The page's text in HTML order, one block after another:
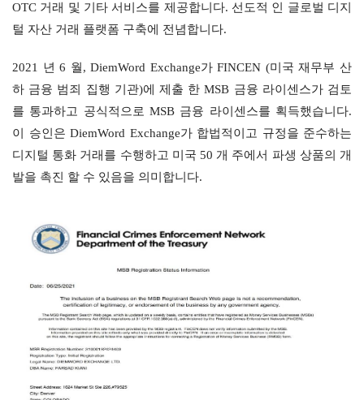
OTC 거래 및 기타 서비스를 제공합니다. 선도적 인 글로벌 디지
털 자산 거래 플랫폼 구축에 전념합니다.
2021 년 6 월, DiemWord Exchange가 FINCEN (미국 재무부 산
하 금융 범죄 집행 기관)에 제출 한 MSB 금융 라이센스가 검토
를 통과하고 공식적으로 MSB 금융 라이센스를 획득했습니다.
이 승인은 DiemWord Exchange가 합법적이고 규정을 준수하는
디지털 통화 거래를 수행하고 미국 50 개 주에서 파생 상품의 개
발을 촉진 할 수 있음을 의미합니다.